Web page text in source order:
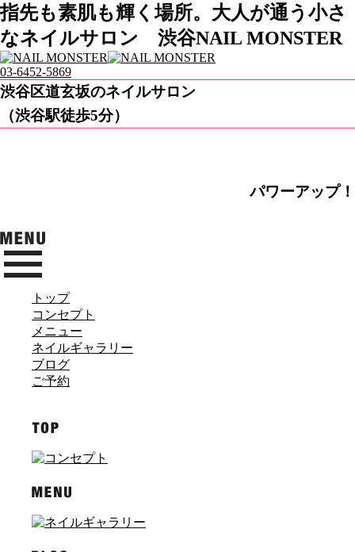
指先も素肌も輝く場所。大人が通う小さ
なネイルサロン 渋谷NAIL MONSTER
03-6452-5869
渋谷区道玄坂のネイルサロン
（渋谷駅徒歩5分）
パワーアップ！
トップ
コンセプト
メニュー
ネイルギャラリー
ブログ
ご予約